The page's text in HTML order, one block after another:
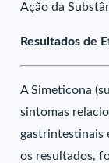
Ação da
Resultados de
A Simeticona
sintomas
gastrintestinais
os resultados,